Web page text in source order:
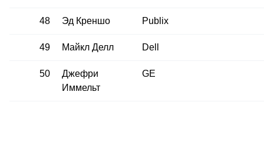
48 Эд Креншо Publix
49 Майкл Делл Dell
50
Джефри
Иммельт
GE